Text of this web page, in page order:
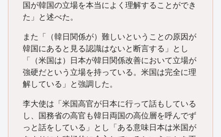
国が韓国の立場を本当によく理解することができ
た」と述べた。
また「（韓日関係が）難しいということの原因が
韓国にあると見る認識はないと断言する」とし
「（米国は）日本が韓日関係改善において立場が
強硬だという立場を持っている。米国は完全に理
解している」と強調した。
李大使は「米国高官が日本に行って話もしている
し、国務省の高官も韓日両国の高位層を呼んでず
っと話をしている」とし「ある意味日本は米国が